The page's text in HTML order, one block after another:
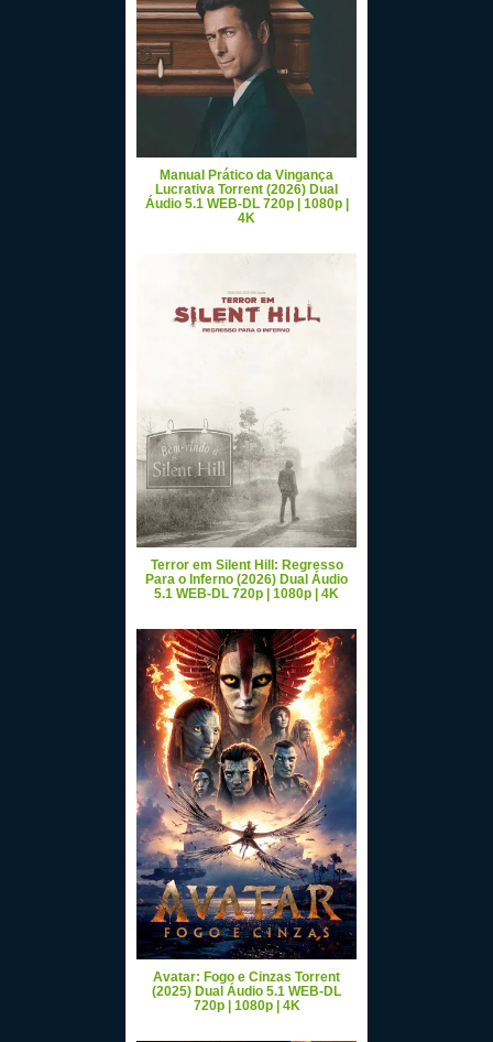
Manual Prático da Vingança
Lucrativa Torrent (2026) Dual
Áudio 5.1 WEB-DL 720p | 1080p |
4K
Terror em Silent Hill: Regresso
Para o Inferno (2026) Dual Áudio
5.1 WEB-DL 720p | 1080p | 4K
Avatar: Fogo e Cinzas Torrent
(2025) Dual Áudio 5.1 WEB-DL
720p | 1080p | 4K